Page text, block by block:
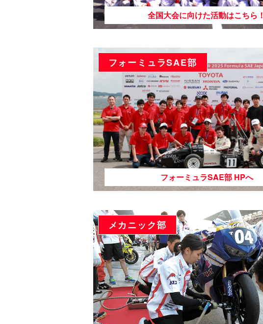
全国大会に向けた活動はこちら！
フォーミュラSAE部
フォーミュラSAE部 HPへ
メカニック部